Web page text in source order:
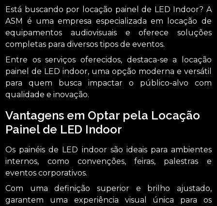
Está buscando por locação painel de LED Indoor? A
ASM é uma empresa especializada em locação de
equipamentos audiovisuais e oferece soluções
completas para diversos tipos de eventos.
Entre os serviços oferecidos, destaca-se a locação
painel de LED indoor, uma opção moderna e versátil
para quem busca impactar o público-alvo com
qualidade e inovação.
Vantagens em Optar pela Locação
Painel de LED Indoor
Os painéis de LED indoor são ideais para ambientes
internos, como convenções, feiras, palestras e
eventos corporativos.
Com uma definição superior e brilho ajustado,
garantem uma experiência visual única para os